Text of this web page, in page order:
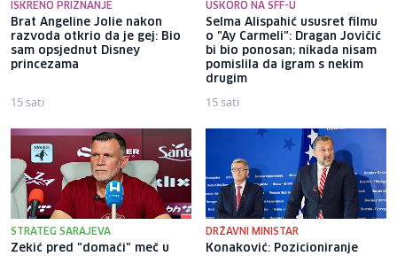
ISKRENO PRIZNANJE
Brat Angeline Jolie nakon
razvoda otkrio da je gej: Bio
sam opsjednut Disney
princezama
15 sati
USKORO NA SFF-U
Selma Alispahić ususret filmu
o "Ay Carmeli": Dragan Jovičić
bi bio ponosan; nikada nisam
pomislila da igram s nekim
drugim
15 sati
STRATEG SARAJEVA
Zekić pred "domaći" meč u
DRŽAVNI MINISTAR
Konaković: Pozicioniranje